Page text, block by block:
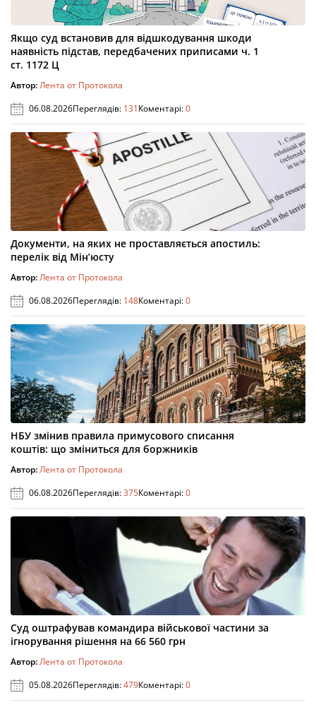
Якщо суд встановив для відшкодування шкоди
наявність підстав, передбачених приписами ч. 1
ст. 1172 Ц
Автор:Лента от Протокола
06.08.2026Переглядів: 131Коментарі:0
Документи, на яких не проставляється апостиль:
перелік від Мін’юсту
Автор:Лента от Протокола
06.08.2026Переглядів: 148Коментарі:0
НБУ змінив правила примусового списання
коштів: що зміниться для боржників
Автор:Лента от Протокола
06.08.2026Переглядів:375Коментарі:0
Суд оштрафував командира військової частини за
ігнорування рішення на 66 560 грн
Автор:Лента от Протокола
05.08.2026Переглядів:479Коментарі:0